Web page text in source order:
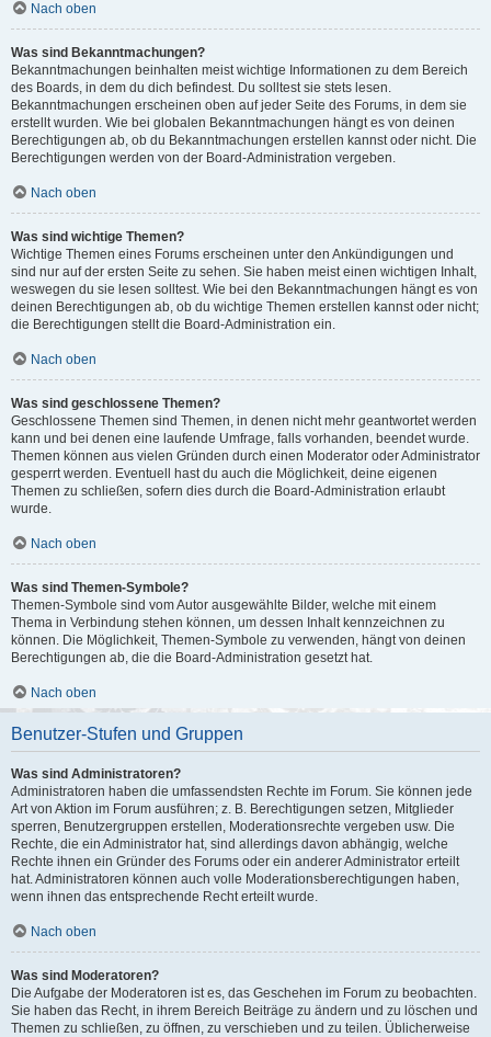
Nach oben
Was sind Bekanntmachungen?
Bekanntmachungen beinhalten meist wichtige Informationen zu dem Bereich
des Boards, in dem du dich befindest. Du solltest sie stets lesen.
Bekanntmachungen erscheinen oben auf jeder Seite des Forums, in dem sie
erstellt wurden. Wie bei globalen Bekanntmachungen hängt es von deinen
Berechtigungen ab, ob du Bekanntmachungen erstellen kannst oder nicht. Die
Berechtigungen werden von der Board-Administration vergeben.
Nach oben
Was sind wichtige Themen?
Wichtige Themen eines Forums erscheinen unter den Ankündigungen und
sind nur auf der ersten Seite zu sehen. Sie haben meist einen wichtigen Inhalt,
weswegen du sie lesen solltest. Wie bei den Bekanntmachungen hängt es von
deinen Berechtigungen ab, ob du wichtige Themen erstellen kannst oder nicht;
die Berechtigungen stellt die Board-Administration ein.
Nach oben
Was sind geschlossene Themen?
Geschlossene Themen sind Themen, in denen nicht mehr geantwortet werden
kann und bei denen eine laufende Umfrage, falls vorhanden, beendet wurde.
Themen können aus vielen Gründen durch einen Moderator oder Administrator
gesperrt werden. Eventuell hast du auch die Möglichkeit, deine eigenen
Themen zu schließen, sofern dies durch die Board-Administration erlaubt
wurde.
Nach oben
Was sind Themen-Symbole?
Themen-Symbole sind vom Autor ausgewählte Bilder, welche mit einem
Thema in Verbindung stehen können, um dessen Inhalt kennzeichnen zu
können. Die Möglichkeit, Themen-Symbole zu verwenden, hängt von deinen
Berechtigungen ab, die die Board-Administration gesetzt hat.
Nach oben
Benutzer-Stufen und Gruppen
Was sind Administratoren?
Administratoren haben die umfassendsten Rechte im Forum. Sie können jede
Art von Aktion im Forum ausführen; z. B. Berechtigungen setzen, Mitglieder
sperren, Benutzergruppen erstellen, Moderationsrechte vergeben usw. Die
Rechte, die ein Administrator hat, sind allerdings davon abhängig, welche
Rechte ihnen ein Gründer des Forums oder ein anderer Administrator erteilt
hat. Administratoren können auch volle Moderationsberechtigungen haben,
wenn ihnen das entsprechende Recht erteilt wurde.
Nach oben
Was sind Moderatoren?
Die Aufgabe der Moderatoren ist es, das Geschehen im Forum zu beobachten.
Sie haben das Recht, in ihrem Bereich Beiträge zu ändern und zu löschen und
Themen zu schließen, zu öffnen, zu verschieben und zu teilen. Üblicherweise